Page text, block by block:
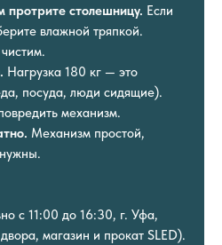
столешницу. Если
влажной тряпкой.
Нагрузка 180 кг — это
посуда, люди сидящие).
механизм.
Механизм простой,
с 11:00 до 16:30, г. Уфа,
магазин и прокат SLED).